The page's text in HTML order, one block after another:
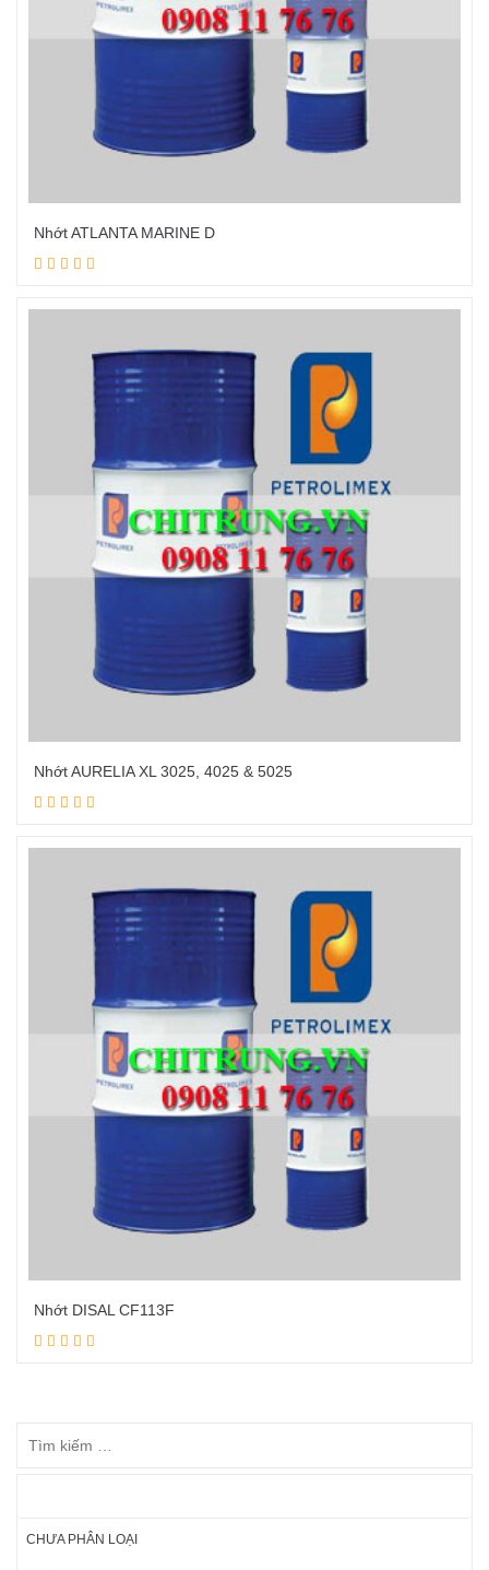
Nhớt ATLANTA MARINE D
Nhớt AURELIA XL 3025, 4025 & 5025
Nhớt DISAL CF113F
CHƯA PHÂN LOẠI